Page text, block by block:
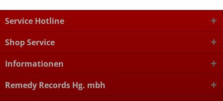
Service Hotline
Shop Service
Informationen
Remedy Records Hg. mbh